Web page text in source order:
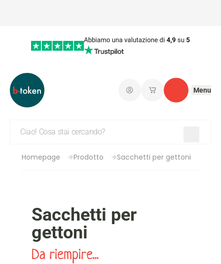
ConnettiI miei carrelli salvati
Contatto
Menu
Homepage Prodotto Sacchetti per gettoni
Sacchetti per
gettoni
Da riempire...